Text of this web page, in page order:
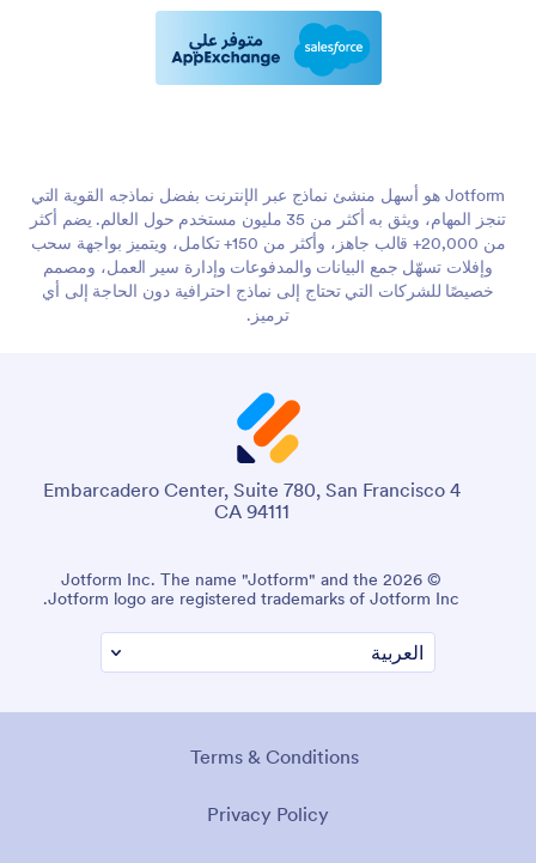
Jotform هو أسهل منشئ نماذج عبر الإنترنت بفضل نماذجه القوية التي
تنجز المهام، ويثق به أكثر من 35 مليون مستخدم حول العالم. يضم أكثر
من 20,000+ قالب جاهز، وأكثر من 150+ تكامل، ويتميز بواجهة سحب
وإفلات تسهّل جمع البيانات والمدفوعات وإدارة سير العمل، ومصمم
خصيصًا للشركات التي تحتاج إلى نماذج احترافية دون الحاجة إلى أي
ترميز.
4 Embarcadero Center, Suite 780, San Francisco
CA 94111
© 2026 Jotform Inc. The name "Jotform" and the
Jotform logo are registered trademarks of Jotform Inc.
Terms & Conditions
Privacy Policy